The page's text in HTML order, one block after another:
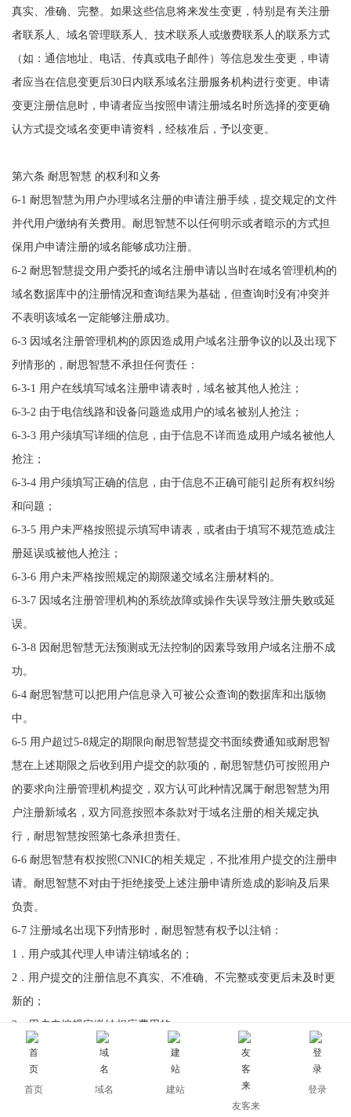
真实、准确、完整。如果这些信息将来发生变更，特别是有关注册
者联系人、域名管理联系人、技术联系人或缴费联系人的联系方式
（如：通信地址、电话、传真或电子邮件）等信息发生变更，申请
者应当在信息变更后30日内联系域名注册服务机构进行变更。申请
变更注册信息时，申请者应当按照申请注册域名时所选择的变更确
认方式提交域名变更申请资料，经核准后，予以变更。
第六条 耐思智慧 的权利和义务
6-1 耐思智慧为用户办理域名注册的申请注册手续，提交规定的文件
并代用户缴纳有关费用。耐思智慧不以任何明示或者暗示的方式担
保用户申请注册的域名能够成功注册。
6-2 耐思智慧提交用户委托的域名注册申请以当时在域名管理机构的
域名数据库中的注册情况和查询结果为基础，但查询时没有冲突并
不表明该域名一定能够注册成功。
6-3 因域名注册管理机构的原因造成用户域名注册争议的以及出现下
列情形的，耐思智慧不承担任何责任：
6-3-1 用户在线填写域名注册申请表时，域名被其他人抢注；
6-3-2 由于电信线路和设备问题造成用户的域名被别人抢注；
6-3-3 用户须填写详细的信息，由于信息不详而造成用户域名被他人
抢注；
6-3-4 用户须填写正确的信息，由于信息不正确可能引起所有权纠纷
和问题；
6-3-5 用户未严格按照提示填写申请表，或者由于填写不规范造成注
册延误或被他人抢注；
6-3-6 用户未严格按照规定的期限递交域名注册材料的。
6-3-7 因域名注册管理机构的系统故障或操作失误导致注册失败或延
误。
6-3-8 因耐思智慧无法预测或无法控制的因素导致用户域名注册不成
功。
6-4 耐思智慧可以把用户信息录入可被公众查询的数据库和出版物
中。
6-5 用户超过5-8规定的期限向耐思智慧提交书面续费通知或耐思智
慧在上述期限之后收到用户提交的款项的，耐思智慧仍可按照用户
的要求向注册管理机构提交，双方认可此种情况属于耐思智慧为用
户注册新域名，双方同意按照本条款对于域名注册的相关规定执
行，耐思智慧按照第七条承担责任。
6-6 耐思智慧有权按照CNNIC的相关规定，不批准用户提交的注册申
请。耐思智慧不对由于拒绝接受上述注册申请所造成的影响及后果
负责。
6-7 注册域名出现下列情形时，耐思智慧有权予以注销：
1．用户或其代理人申请注销域名的；
2．用户提交的注册信息不真实、不准确、不完整或变更后未及时更
新的；
3．用户未按规定缴纳相应费用的；
4．根据域名主管机关、法院或域名争议解决机构的决定、判决或裁
决，应当注销的；
5．违反本协议及其他相关法律、法规规定的。
首页 域名
建站
友客来
登录